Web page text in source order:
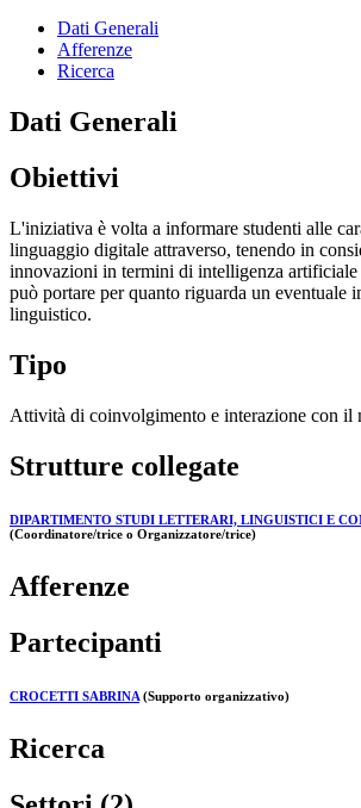
Dati Generali
Afferenze
Ricerca
Dati Generali
Obiettivi
L'iniziativa è volta a informare studenti alle
linguaggio digitale attraverso, tenendo in
innovazioni in termini di intelligenza artificiale
può portare per quanto riguarda un eventuale
linguistico.
Tipo
Attività di coinvolgimento e interazione con il
Strutture collegate
DIPARTIMENTO STUDI LETTERARI, LINGUISTICI E
(Coordinatore/trice o Organizzatore/trice)
Afferenze
Partecipanti
CROCETTI SABRINA (Supporto organizzativo)
Ricerca